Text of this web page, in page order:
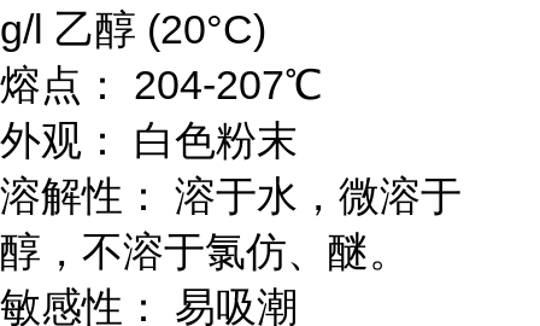
g/l 乙醇 (20°C)
熔点： 204-207℃
外观： 白色粉末
溶解性： 溶于水，微溶于
醇，不溶于氯仿、醚。
敏感性： 易吸潮